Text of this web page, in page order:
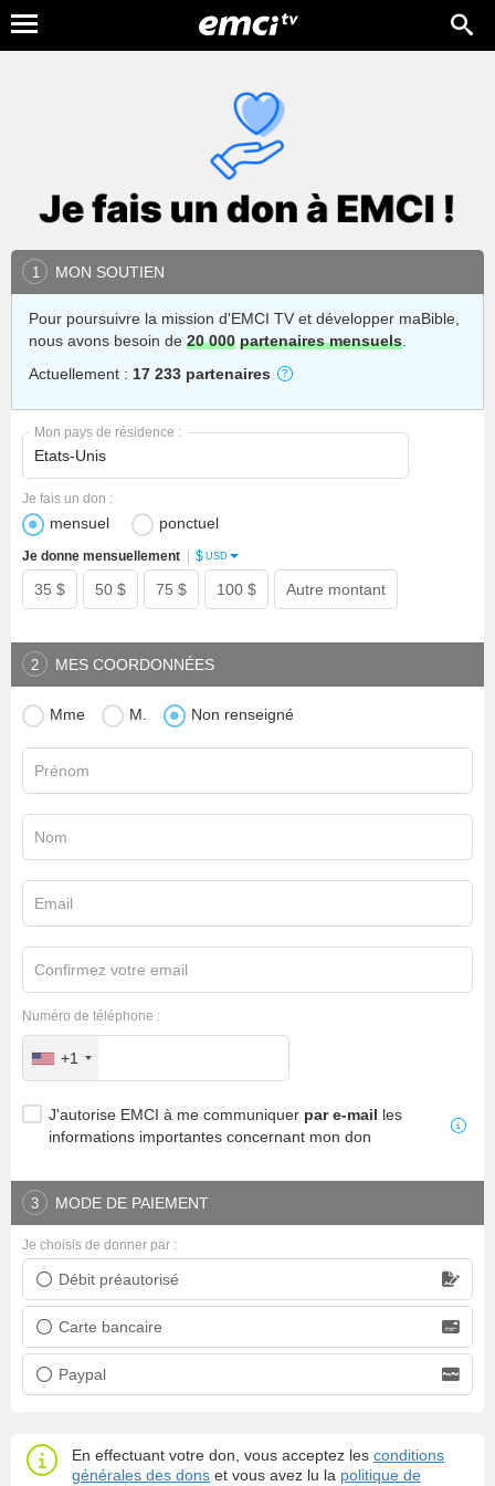
1 MON SOUTIEN
Pour poursuivre la mission d'EMCI TV et développer maBible,
nous avons besoin de 20 000 partenaires mensuels.
Actuellement : 17 233 partenaires
Mon pays de résidence :
mensuel ponctuel
Je fais un don :
35 $ 50 $ 75 $ 100 $ Autre montant
Je donne mensuellement $ USD
2 MES COORDONNÉES
Mme M. Non renseigné
Prénom
Nom
Email
Confirmez votre email
Numéro de téléphone :
+1
J'autorise EMCI à me communiquer par e-mail les
informations importantes concernant mon don
3 MODE DE PAIEMENT
Débit préautorisé
Prélèvement bancaire
Carte bancaire
Carte bancaire
Paypal
Paypal
Je choisis de donner par :
En effectuant votre don, vous acceptez les conditions
générales des dons et vous avez lu la politique de